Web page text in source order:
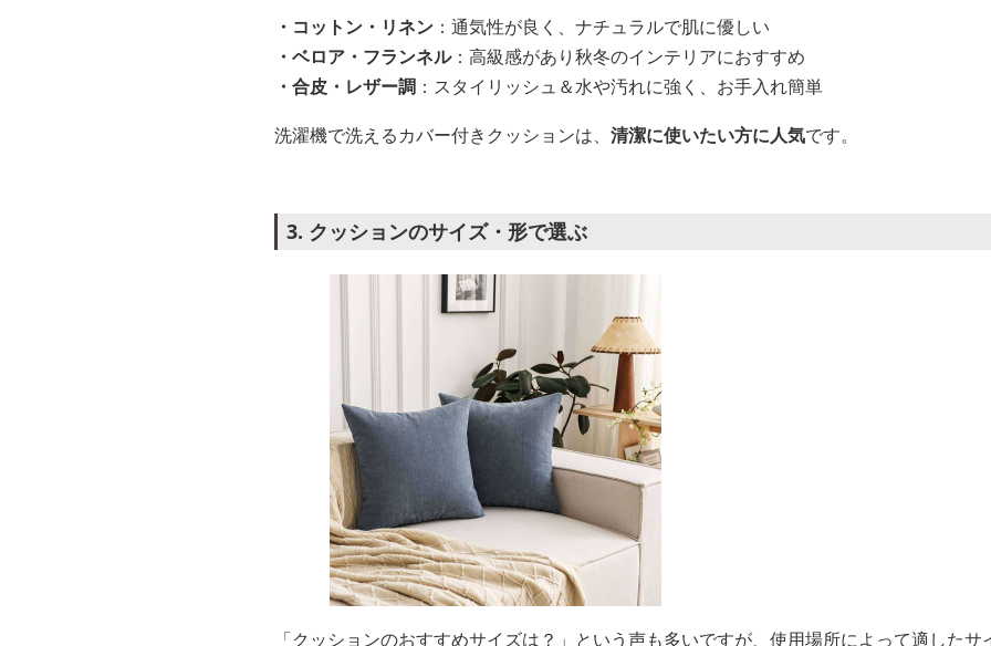
・コットン・リネン ：通気性が良く、ナチュラルで肌に優しい
・ベロア・フランネル：高級感があり秋冬のインテリアにおすすめ
・合皮・レザー調 ：スタイリッシュ＆水や汚れに強く、お手入れ簡単
洗濯機で洗えるカバー付きクッションは、 清潔に使いたい方に人気です。
3. クッションのサイズ・形で選ぶ
「クッションのおすすめサイズは？」という声も多いですが、使用場所によって適したサ